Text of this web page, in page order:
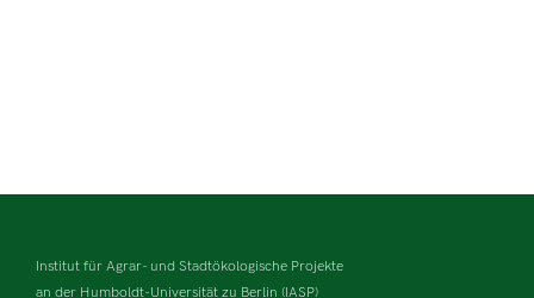
Institut für Agrar- und Stadtökologische Projekte
an der Humboldt-Universität zu Berlin (IASP)